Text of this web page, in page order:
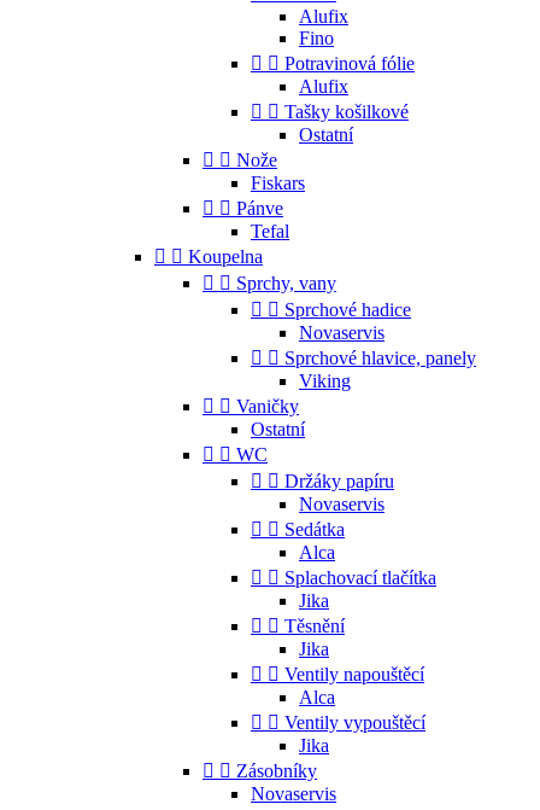
Alufix
Fino
  Potravinová fólie
Alufix
  Tašky košilkové
Ostatní
  Nože
Fiskars
  Pánve
Tefal
  Koupelna
  Sprchy, vany
  Sprchové hadice
Novaservis
  Sprchové hlavice, panely
Viking
  Vaničky
Ostatní
  WC
  Držáky papíru
Novaservis
  Sedátka
Alca
  Splachovací tlačítka
Jika
  Těsnění
Jika
  Ventily napouštěcí
Alca
  Ventily vypouštěcí
Jika
  Zásobníky
Novaservis